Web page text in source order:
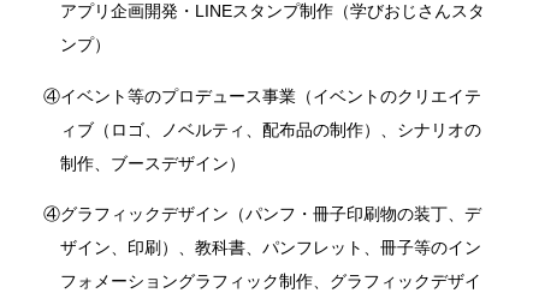
アプリ企画開発・LINEスタンプ制作（学びおじさんスタ
ンプ）
④イベント等のプロデュース事業（イベントのクリエイテ
ィブ（ロゴ、ノベルティ、配布品の制作）、シナリオの
制作、ブースデザイン）
④グラフィックデザイン（パンフ・冊子印刷物の装丁、デ
ザイン、印刷）、教科書、パンフレット、冊子等のイン
フォメーショングラフィック制作、グラフィックデザイ